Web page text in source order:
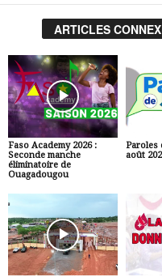
ARTICLES
Faso Academy 2026 :
Seconde manche
éliminatoire de
Ouagadougou
Paroles
août